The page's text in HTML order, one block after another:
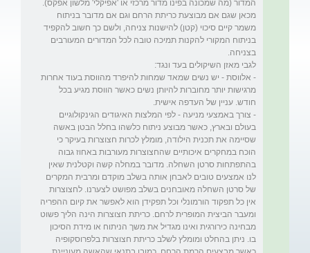
מכאן שגם אם מבוצעת כריתת הרחם וגם אם מדובר בניתוח
משמר קיים סיכוי (קטן) להישנות צניחה, ולשם כך חשוב להקפיד
בניתוח המקורי להקנות תמיכה טובה לכל המדורים המעורבים
- אלווסת - יש נשים שמאד שמחות להיפרד מהווסת בעוד אחרות
מרגישות יותר מחוברות להיותן נשים כאשר הווסת מגיע בכל
- צורך באמצעי מניעה - לפי המלצות האיגודים הגינקולוגיים
בעולם ובארץ, כאשר מבוצע ניתוח כלשהו בחלל הבטן באשה
שסיימה את תכנית הילודה, מומלץ לכרות חצוצרות בעיקר כי
הוכח במחקרים איכותיים שהחצוצרות מעורבות באחוז גבוה
בהתפתחות סרטן השחלה. מדובר במחלה קשה וקטלנית שאין
לנו אמצעים טובים לאבחן אותה בשלב מוקדם ומרבית המקרים
של סרטן השחלה מאובחנים בשלב מפושט לצערנו. לחצוצרות
אין כל תפקוד הורמונלי וכל תפקידן הוא לאפשר את קיום ההפריה
ומעבר הביצית המופרית לרחם. כריתת חצוצרות הינה הליך פשוט
מבחינה כירורגית ואינו מגדיל את משך הניתוח או מידת הסיכון
בו. ניתן בהחלט ומומלץ לשלב כריתת חצוצרות בלפרוסקופיה